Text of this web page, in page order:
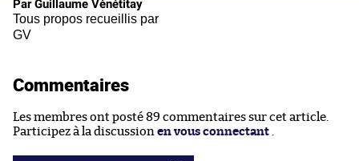
Par Guillaume Vénétitay
Tous propos recueillis par
GV
Commentaires
Les membres ont posté 89 commentaires sur cet article.
Participez à la discussion en vous connectant